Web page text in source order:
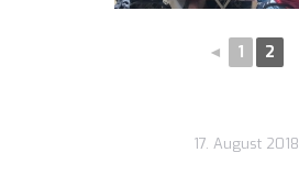
◄ 1 2
17. August 2018